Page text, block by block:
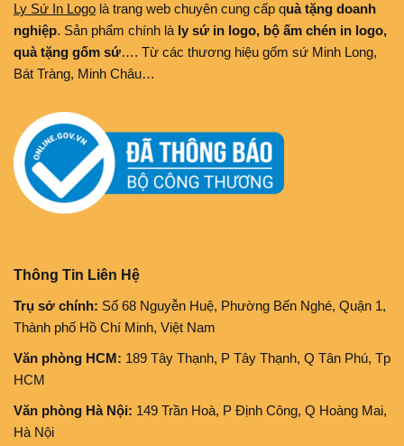
Ly Sứ In Logo là trang web chuyên cung cấp quà tặng doanh
nghiệp. Sản phẩm chính là ly sứ in logo, bộ ấm chén in logo,
quà tặng gốm sứ…. Từ các thương hiệu gốm sứ Minh Long,
Bát Tràng, Minh Châu…
Thông Tin Liên Hệ
Trụ sở chính: Số 68 Nguyễn Huệ, Phường Bến Nghé, Quận 1,
Thành phố Hồ Chí Minh, Việt Nam
Văn phòng HCM: 189 Tây Thạnh, P Tây Thạnh, Q Tân Phú, Tp
HCM
Văn phòng Hà Nội: 149 Trần Hoà, P Định Công, Q Hoàng Mai,
Hà Nội